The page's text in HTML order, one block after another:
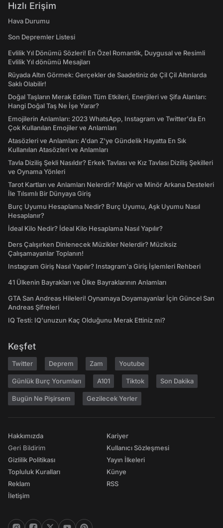
Hızlı Erişim
Hava Durumu
Son Depremler Listesi
Evlilik Yıl Dönümü Sözleri! En Özel Romantik, Duygusal ve Resimli
Evlilik Yıl dönümü Mesajları
Rüyada Altın Görmek: Gerçekler de Saadetiniz de Çil Çil Altınlarda
Saklı Olabilir!
Doğal Taşların Merak Edilen Tüm Etkileri, Enerjileri ve Şifa Alanları:
Hangi Doğal Taş Ne İşe Yarar?
Emojilerin Anlamları: 2023 WhatsApp, Instagram ve Twitter'da En
Çok Kullanılan Emojiler ve Anlamları
Atasözleri ve Anlamları: A'dan Z'ye Gündelik Hayatta En Sık
Kullanılan Atasözleri ve Anlamları
Tavla Diziliş Şekli Nasıldır? Erkek Tavlası ve Kız Tavlası Diziliş Şekilleri
ve Oynama Yönleri
Tarot Kartları ve Anlamları Nelerdir? Majör ve Minör Arkana Desteleri
İle Tılsımlı Bir Dünyaya Giriş
Burç Uyumu Hesaplama Nedir? Burç Uyumu, Aşk Uyumu Nasıl
Hesaplanır?
İdeal Kilo Nedir? İdeal Kilo Hesaplama Nasıl Yapılır?
Ders Çalışırken Dinlenecek Müzikler Nelerdir? Müziksiz
Çalışamayanlar Toplanın!
Instagram Giriş Nasıl Yapılır? Instagram'a Giriş İşlemleri Rehberi
41 Ülkenin Bayrakları ve Ülke Bayraklarının Anlamları
GTA San Andreas Hileleri! Oynamaya Doyamayanlar İçin Güncel San
Andreas Şifreleri
IQ Testi: IQ'unuzun Kaç Olduğunu Merak Ettiniz mi?
Keşfet
Twitter Deprem Zam Youtube
Günlük Burç Yorumları A101 Tiktok Son Dakika
Bugün Ne Pişirsem Gezilecek Yerler
Hakkımızda
Geri Bildirim
Gizlilik Politikası
Topluluk Kuralları
Reklam
İletişim
Kariyer
Kullanıcı Sözleşmesi
Yayın İlkeleri
Künye
RSS